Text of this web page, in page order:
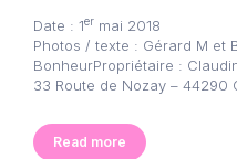
Date : 1er mai 2018
Photos / texte : Gérard M et
BonheurPropriétaire :
33 Route de Nozay – 44290
Read more